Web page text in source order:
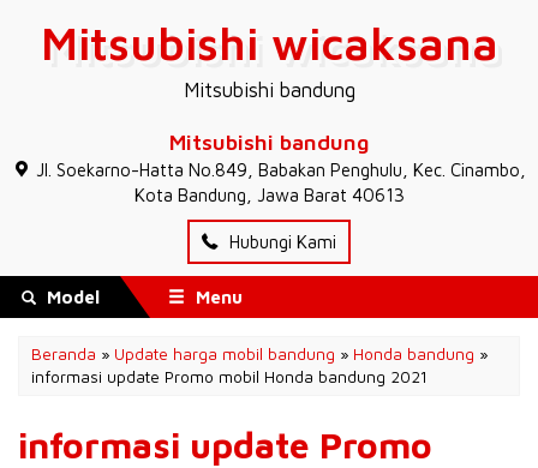
Mitsubishi wicaksana
Mitsubishi bandung
Mitsubishi bandung
JI. Soekarno-Hatta No.849, Babakan Penghulu, Kec. Cinambo,
Kota Bandung, Jawa Barat 40613
Hubungi Kami
Model Menu
Beranda » Update harga mobil bandung » Honda bandung »
informasi update Promo mobil Honda bandung 2021
informasi update Promo